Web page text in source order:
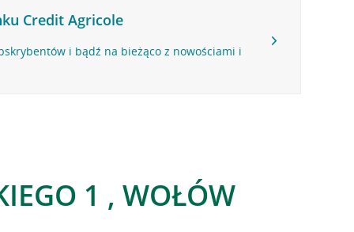
Credit Agricole
i bądź na bieżąco z nowościami i
1 , WOŁÓW